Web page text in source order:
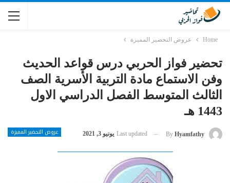
Home عروض التحضير المميزة
تحضير فواز الحربي درس قواعد الحديث
وفن الاستماع مادة التربية الأسرية الصف
الثالث المتوسط الفصل الدراسي الاول
1443 هـ
عروض التحضير المميزة By Hyamfathy
Last updated يونيو 3, 2021